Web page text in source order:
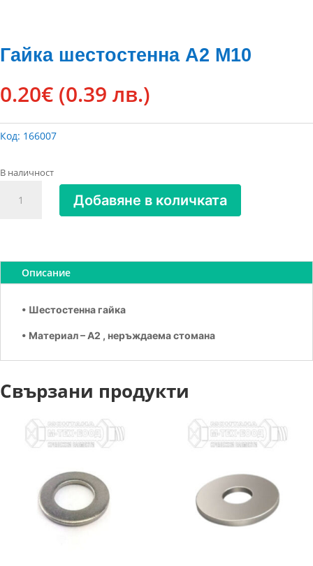
Гайка шестостенна А2 М10
0.20€ (0.39 лв.)
Код: 166007
В наличност
Добавяне в количката
Описание
• Шестостенна гайка
• Материал – А2 , неръждаема стомана
Свързани продукти